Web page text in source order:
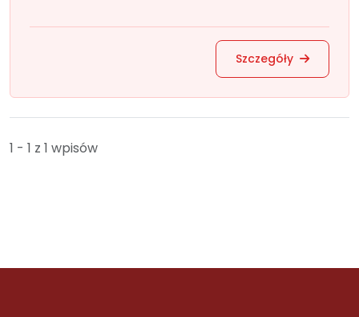
Szczegóły
1 - 1 z 1 wpisów